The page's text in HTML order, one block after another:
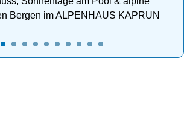
Bergen im ALPENHAUS KAPRUN